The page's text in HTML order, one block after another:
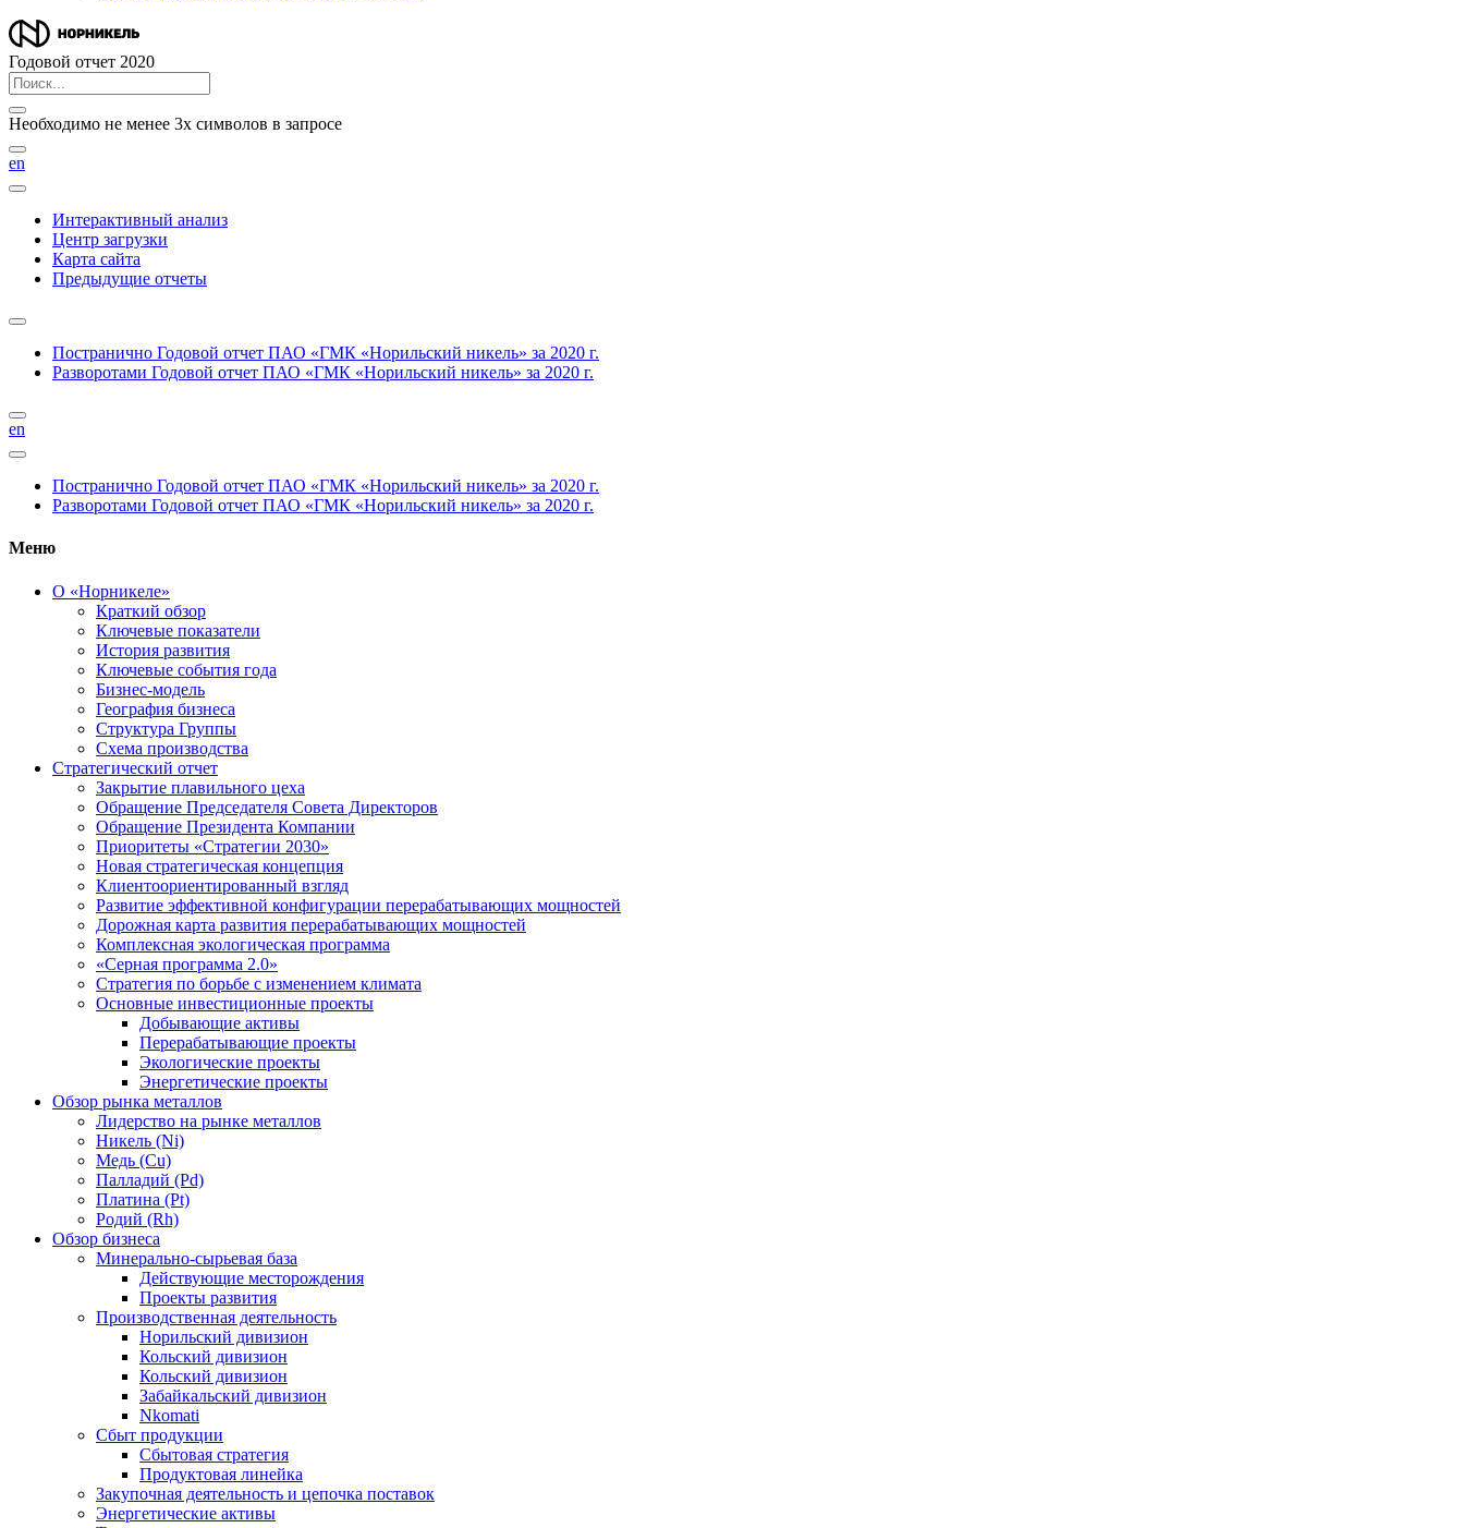
Годовой отчет 2020
Необходимо не менее 3х символов в запросе
en
Интерактивный анализ
Центр загрузки
Карта сайта
Предыдущие отчеты
Постранично Годовой отчет ПАО «ГМК «Норильский никель» за 2020 г.
Разворотами Годовой отчет ПАО «ГМК «Норильский никель» за 2020 г.
en
Постранично Годовой отчет ПАО «ГМК «Норильский никель» за 2020 г.
Разворотами Годовой отчет ПАО «ГМК «Норильский никель» за 2020 г.
Меню
О «Норникеле»
Краткий обзор
Ключевые показатели
История развития
Ключевые события года
Бизнес-модель
География бизнеса
Структура Группы
Схема производства
Стратегический отчет
Закрытие плавильного цеха
Обращение Председателя Совета Директоров
Обращение Президента Компании
Приоритеты «Стратегии 2030»
Новая стратегическая концепция
Клиентоориентированный взгляд
Развитие эффективной конфигурации перерабатывающих мощностей
Дорожная карта развития перерабатывающих мощностей
Комплексная экологическая программа
«Серная программа 2.0»
Стратегия по борьбе с изменением климата
Основные инвестиционные проекты
Добывающие активы
Перерабатывающие проекты
Экологические проекты
Энергетические проекты
Обзор рынка металлов
Лидерство на рынке металлов
Никель (Ni)
Медь (Cu)
Палладий (Pd)
Платина (Pt)
Родий (Rh)
Обзор бизнеса
Минерально-сырьевая база
Действующие месторождения
Проекты развития
Производственная деятельность
Норильский дивизион
Кольский дивизион
Кольский дивизион
Забайкальский дивизион
Nkomati
Сбыт продукции
Сбытовая стратегия
Продуктовая линейка
Закупочная деятельность и цепочка поставок
Энергетические активы